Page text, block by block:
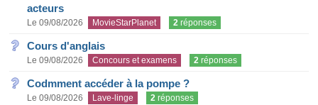
acteurs
Le 09/08/2026 MovieStarPlanet 2 réponses
Cours d'anglais
Le 09/08/2026 Concours et examens 2 réponses
Codmment accéder à la pompe ?
Le 09/08/2026 Lave-linge 2 réponses